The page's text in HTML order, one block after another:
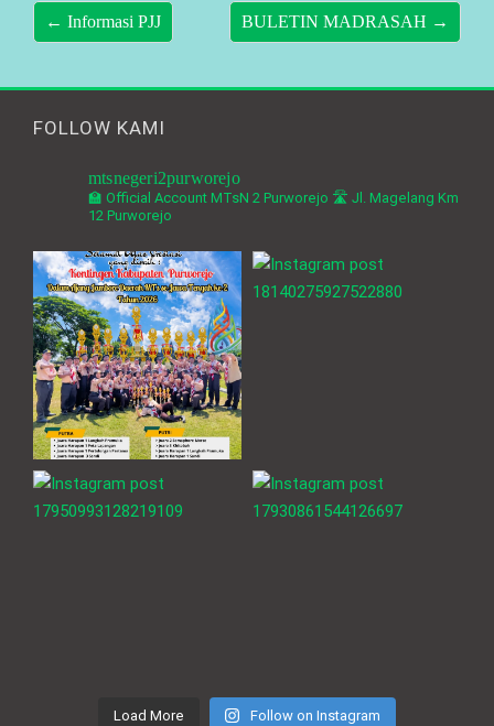
← Informasi PJJ BULETIN MADRASAH →
FOLLOW KAMI
mtsnegeri2purworejo
🏫 Official Account MTsN 2 Purworejo 🛣️ Jl. Magelang Km
12 Purworejo
Load More Follow on Instagram